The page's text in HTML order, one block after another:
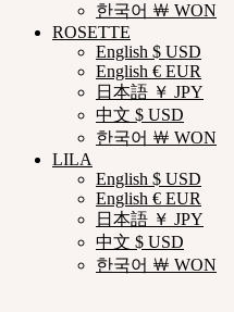
한국어 ￦ WON
ROSETTE
English $ USD
English € EUR
日本語 ￥ JPY
中文 $ USD
한국어 ￦ WON
LILA
English $ USD
English € EUR
日本語 ￥ JPY
中文 $ USD
한국어 ￦ WON